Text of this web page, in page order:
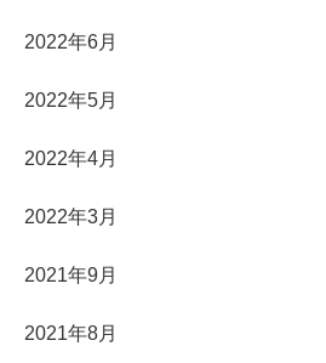
2022年6月
2022年5月
2022年4月
2022年3月
2021年9月
2021年8月